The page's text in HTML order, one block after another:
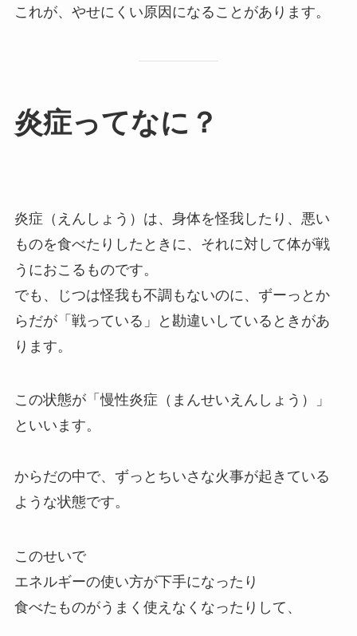
これが、やせにくい原因になることがあります。
炎症ってなに？
炎症（えんしょう）は、身体を怪我したり、悪い
ものを食べたりしたときに、それに対して体が戦
うにおこるものです。
でも、じつは怪我も不調もないのに、ずーっとか
らだが「戦っている」と勘違いしているときがあ
ります。
この状態が「慢性炎症（まんせいえんしょう）」
といいます。
からだの中で、ずっとちいさな火事が起きている
ような状態です。
このせいで
エネルギーの使い方が下手になったり
食べたものがうまく使えなくなったりして、